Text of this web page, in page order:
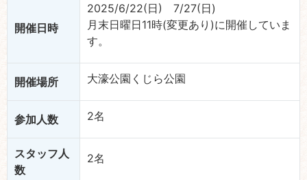
開催日時
2025/6/22(日) 7/27(日)
月末日曜日11時(変更あり)に開催していま
す。
開催場所 大濠公園くじら公園
参加人数 2名
スタッフ人
数
2名